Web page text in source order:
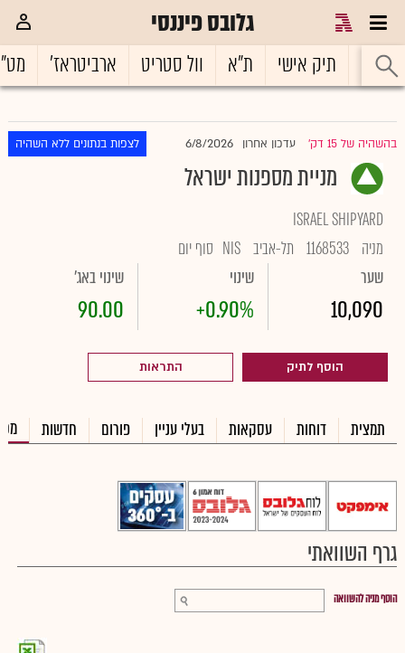
גלובס פיננסי
ראשי תיק אישי ת"א וול סטריט ארביטראז'
בהשהיה של 15 דק' עדכון אחרון 6/8/2026 לצפות בנתונים ללא השהיה
מניית מספנות ישראל
ISRAEL SHIPYARD
מניה 1168533 תל-אביב NIS סוף יום
שער
10,090
שינוי
+0.90%
שינוי באג'
90.00
הוסף לתיק התראות
תמצית דוחות עסקאות בעלי עניין פורום חדשות
גרף השוואתי
הוסף מניה להשוואה